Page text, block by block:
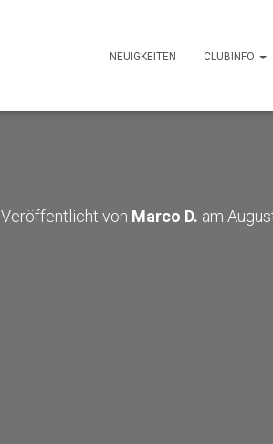
NEUIGKEITEN CLUBINFO
Veröffentlicht von Marco D. am